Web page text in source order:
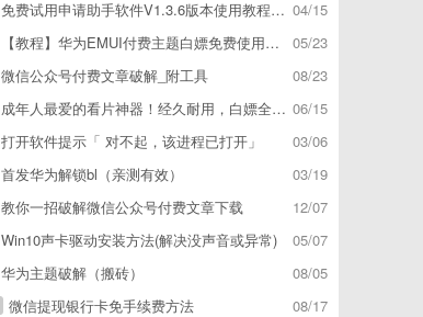
04/15
免费试用申请助手软件V1.3.6版本使用教程，免费领空调冰箱，附下载地址
05/23
【教程】华为EMUI付费主题白嫖免费使用方法。
08/23
微信公众号付费文章破解_附工具
06/15
成年人最爱的看片神器！经久耐用，白嫖全网资源
03/06
打开软件提示「 对不起，该进程已打开」
03/19
首发华为解锁bl（亲测有效）
12/07
教你一招破解微信公众号付费文章下载
05/07
Win10声卡驱动安装方法(解决没声音或异常)
08/05
华为主题破解（搬砖）
08/17
微信提现银行卡免手续费方法